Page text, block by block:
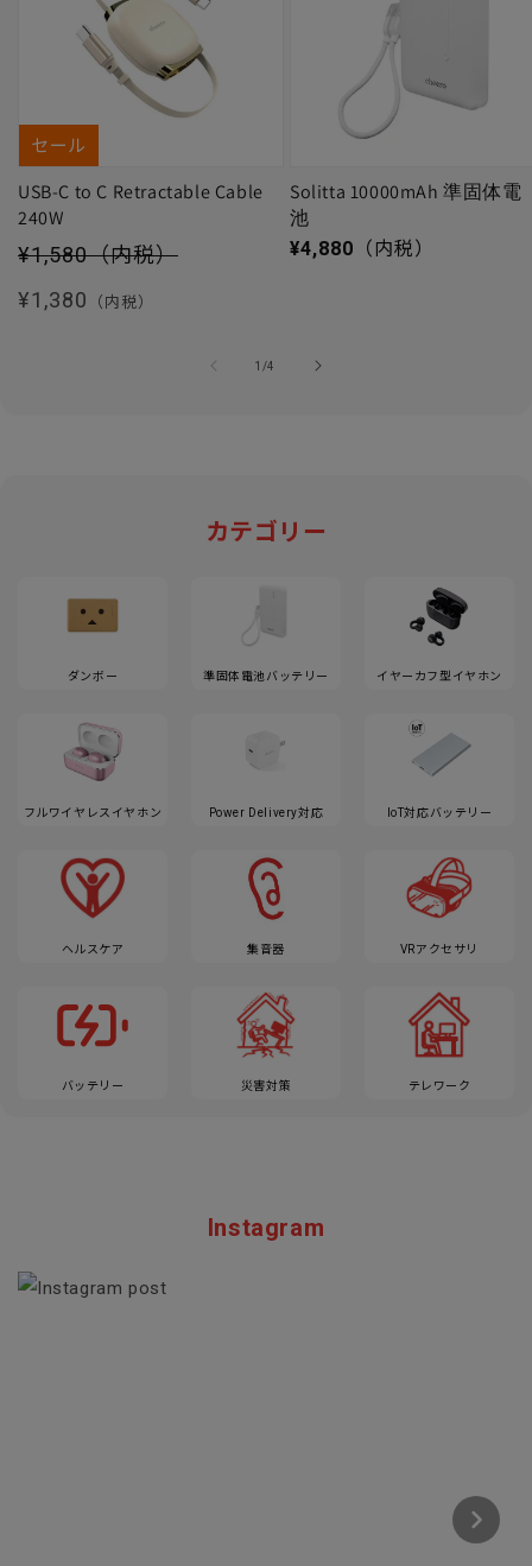
セール
USB-C to C Retractable Cable
240W
セール価格
¥1,580（内税）
通常価格
¥1,380 （内税）
Solitta 10000mAh 準固体電
池
通常価格
¥4,880 （内税）
1 /
の4
カテゴリー
ダンボー 準固体電池バッテリー イヤーカフ型イヤホン
フルワイヤレスイヤホン Power Delivery対応 IoT対応バッテリー
ヘルスケア 集音器 VRアクセサリ
バッテリー 災害対策 テレワーク
Instagram